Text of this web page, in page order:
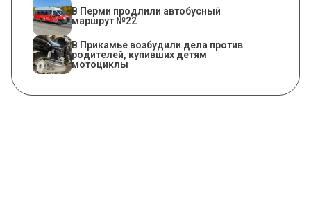
В Перми продлили автобусный
маршрут №22
В Прикамье возбудили дела против
родителей, купивших детям
мотоциклы